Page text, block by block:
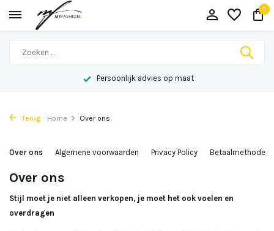
0
Persoonlijk advies op maat
Terug Home Over ons
Over ons Algemene voorwaarden Privacy Policy Betaalmethoden
Over ons
Stijl moet je niet alleen verkopen, je moet het ook voelen en
overdragen